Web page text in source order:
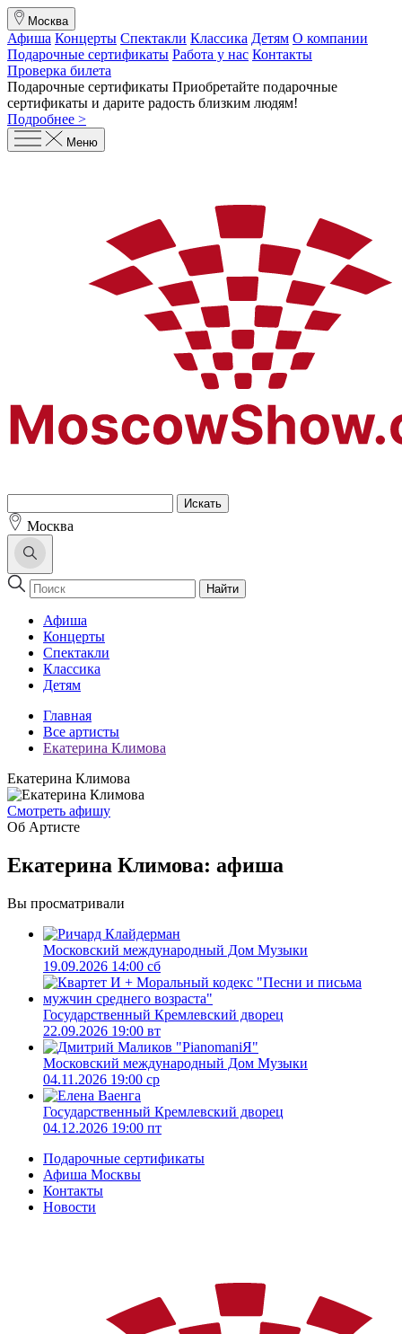
Москва
Афиша Концерты Спектакли Классика Детям О компании
Подарочные сертификаты Работа у нас Контакты
Проверка билета
Подарочные сертификаты Приобретайте подарочные
сертификаты и дарите радость близким людям!
Подробнее >
Меню
Москва
Найти
Афиша
Концерты
Спектакли
Классика
Детям
Главная
Все артисты
Екатерина Климова
Екатерина Климова
Cмотреть афишу
Об Артисте
Екатерина Климова: афиша
Вы просматривали
Московский международный Дом Музыки
19.09.2026 14:00 сб
Государственный Кремлевский дворец
22.09.2026 19:00 вт
Московский международный Дом Музыки
04.11.2026 19:00 ср
Государственный Кремлевский дворец
04.12.2026 19:00 пт
Подарочные сертификаты
Афиша Москвы
Контакты
Новости